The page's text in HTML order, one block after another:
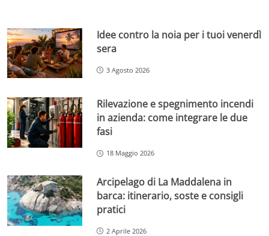
Idee contro la noia per i tuoi venerdì
sera
3 Agosto 2026
Rilevazione e spegnimento incendi
in azienda: come integrare le due
fasi
18 Maggio 2026
Arcipelago di La Maddalena in
barca: itinerario, soste e consigli
pratici
2 Aprile 2026